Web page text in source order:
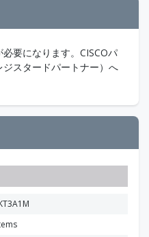
要になります。CISCOパ
スタードパートナー）へ